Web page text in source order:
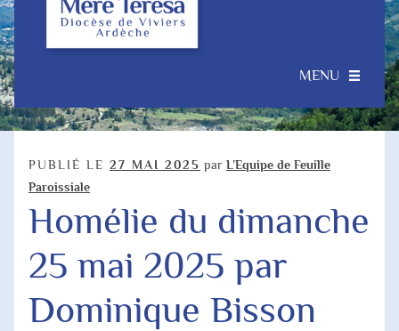
MENU
Accueil
Notre Paroisse
enfant
Je souhaite…
Agenda Paroissial
Horaires des Messes
PUBLIÉ LE 27 MAI 2025 par L’Equipe de Feuille
Paroissiale
Homélie du dimanche
25 mai 2025 par
Dominique Bisson